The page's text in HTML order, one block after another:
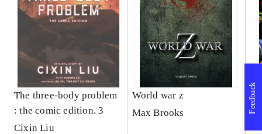
The three-body problem
: the comic edition. 3
Cixin Liu
World war z
Max Brooks
Feedback